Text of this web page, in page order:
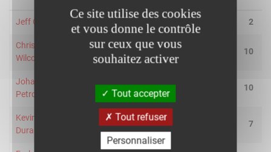
Jeff Green 1/1 2
Chris
Wilcox
9/18 0/0 50.0 10
Johan
Petro
3/4 0/0 75.0 10
Kevin
Durant
7/13 0/1 50.0 7
Ce site utilise des cookies
et vous donne le contrôle
sur ceux que vous
souhaitez activer
Tout accepter
Tout refuser
Personnaliser